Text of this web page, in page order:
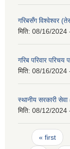
गरिबसँग विश्वेश्वर
मिति: 08/16/2024
गरिब परिवार परिचय
मिति: 08/16/2024
स्थानीय सरकारी
मिति: 08/12/2024
Pages
« first